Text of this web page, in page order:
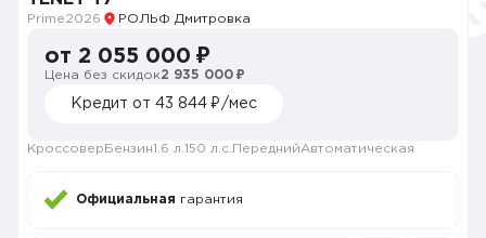
Prime2026 РОЛЬФ Дмитровка
от 2 055 000 ₽
Цена без скидок2 935 000 ₽
Кредит от 43 844 ₽/мес
Кроссовер Бензин1.6 л. 150 л.с. ПереднийАвтоматическая
Официальная гарантия